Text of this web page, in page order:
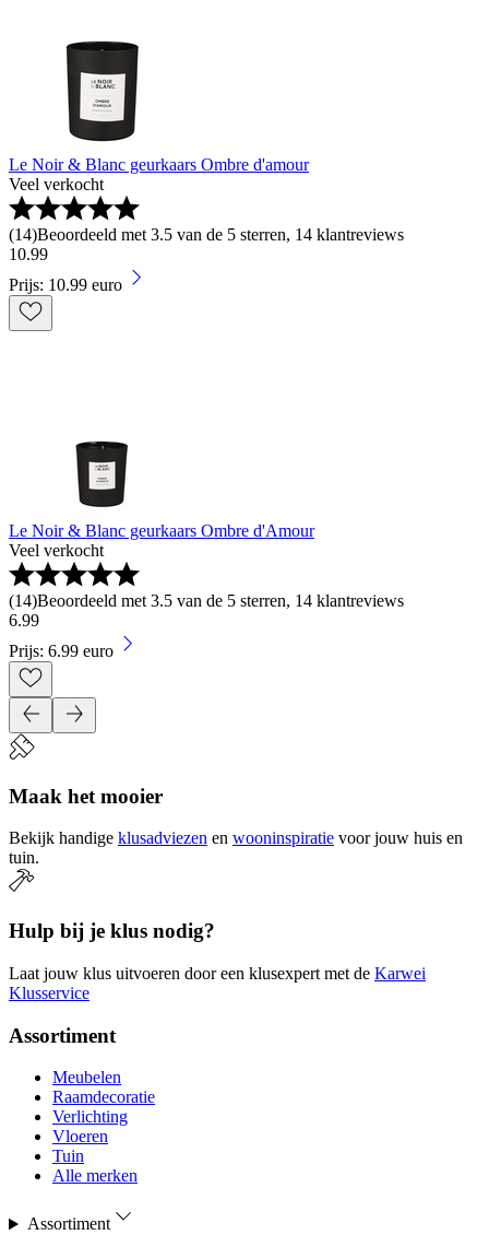
Le Noir & Blanc geurkaars Ombre d'amour
Veel verkocht
(14)Beoordeeld met 3.5 van de 5 sterren, 14 klantreviews
10.99
Prijs: 10.99 euro
Le Noir & Blanc geurkaars Ombre d'Amour
Veel verkocht
(14)Beoordeeld met 3.5 van de 5 sterren, 14 klantreviews
6.99
Prijs: 6.99 euro
Maak het mooier
Bekijk handige klusadviezen en wooninspiratie voor jouw huis en
tuin.
Hulp bij je klus nodig?
Laat jouw klus uitvoeren door een klusexpert met de Karwei
Klusservice
Assortiment
Meubelen
Raamdecoratie
Verlichting
Vloeren
Tuin
Alle merken
Assortiment